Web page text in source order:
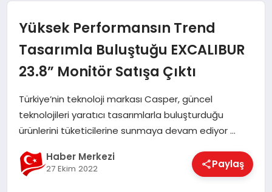
DÜNYA
EĞITIM
EKONOMI
MAGAZIN
Yüksek Performansın Trend
Tasarımla Buluştuğu EXCALIBUR
23.8” Monitör Satışa Çıktı
Türkiye’nin teknoloji markası Casper, güncel
teknolojileri yaratıcı tasarımlarla buluşturduğu
ürünlerini tüketicilerine sunmaya devam ediyor …
Haber Merkezi
27 Ekim 2022 Paylaş